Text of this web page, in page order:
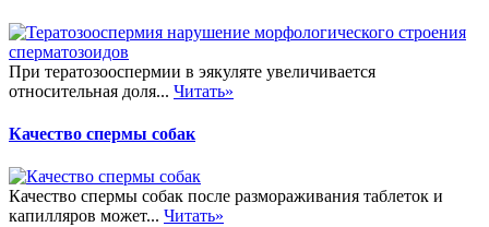
При тератозооспермии в эякуляте увеличивается
относительная доля... Читать»
Качество спермы собак
Качество спермы собак после размораживания таблеток и
капилляров может... Читать»